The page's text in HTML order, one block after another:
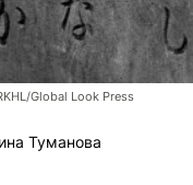
Global Look Press
Туманова